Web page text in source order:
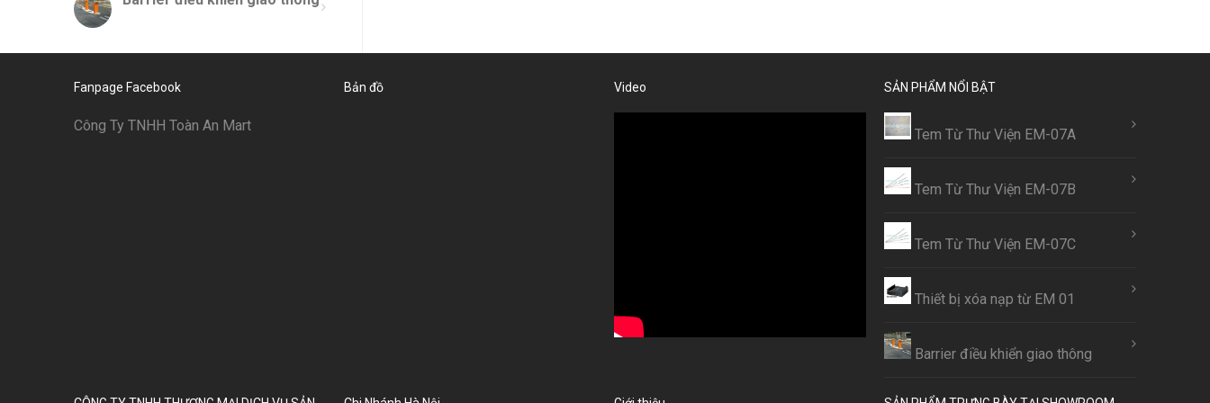
Fanpage Facebook
Công Ty TNHH Toàn An Mart
Bản đồ Video SẢN PHẨM NỔI BẬT
Tem Từ Thư Viện EM-07A
Tem Từ Thư Viện EM-07B
Tem Từ Thư Viện EM-07C
Thiết bị xóa nạp từ EM 01
Barrier điều khiển giao thông